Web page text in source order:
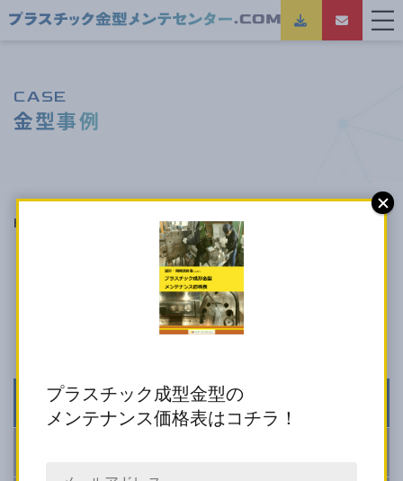
CASE
金型事例
HOME クラック修理
「クラック修理」の金型事例一覧
金型 修理・改造から探す
プラスチック成型金型の
メンテナンス価格表はコチラ！